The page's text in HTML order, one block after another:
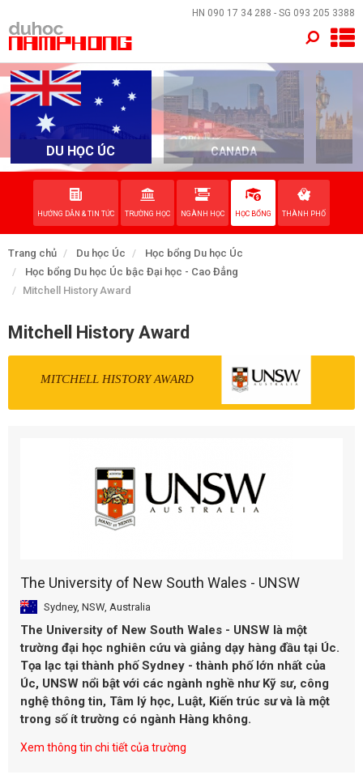
HN 090 17 34 288 - SG 093 205 3388
DU HỌC ÚC CANADA
HƯỚNG DẪN & TIN TỨC TRƯỜNG HỌC NGÀNH HỌC HỌC BỔNG THÀNH PHỐ
Trang chủ Du học Úc
Học bổng Du học Úc
Học bổng Du học Úc bậc Đại học - Cao Đẳng
Mitchell History Award
Mitchell History Award
MITCHELL HISTORY AWARD
The University of New South Wales - UNSW
Sydney, NSW, Australia
The University of New South Wales - UNSW là một
trường đại học nghiên cứu và giảng dạy hàng đầu tại Úc.
Tọa lạc tại thành phố Sydney - thành phố lớn nhất của
Úc, UNSW nổi bật với các ngành nghề như Kỹ sư, công
nghệ thông tin, Tâm lý học, Luật, Kiến trúc sư và là một
trong số ít trường có ngành Hàng không.
Xem thông tin chi tiết của trường
×
TRANG CHỦ
QUỐC GIA
EVENTS
VỀ NAM PHONG
LIÊN HỆ